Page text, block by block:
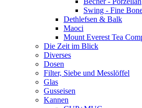
Swing - Fine
Dethlefsen & Balk
Maoci
Mount Everest Tea
Die Zeit im Blick
Diverses
Dosen
Filter, Siebe und Messlöffel
Glas
Gusseisen
Kannen